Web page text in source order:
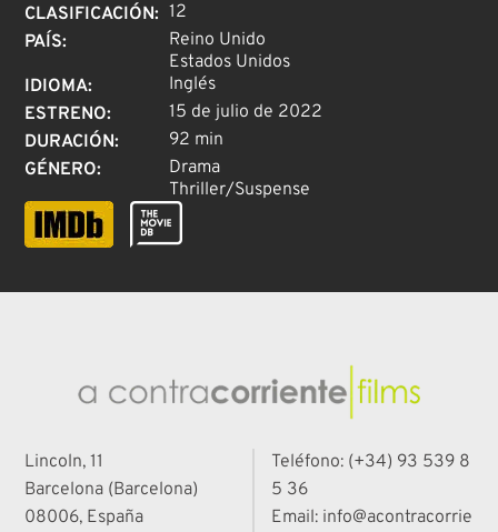
CLASIFICACIÓN: 12
PAÍS:
Reino Unido
Estados Unidos
IDIOMA:
Inglés
ESTRENO:
15 de julio de 2022
DURACIÓN:
92 min
GÉNERO:
Drama
Thriller/Suspense
Lincoln, 11
Barcelona (Barcelona)
08006, España
Teléfono: (+34) 93 539 8
5 36
Email: info@acontracorrie